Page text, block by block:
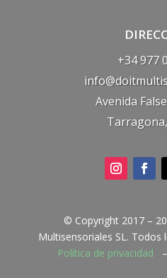
+34 977
Avenida
© Copyright 2017 –
Multisensoriales SL. Todos
Política de privacidad –